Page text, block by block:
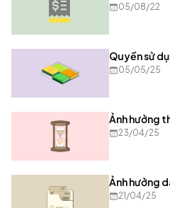
05/08/22
Quyền sử
05/05/25
Ảnh hưởng
23/04/25
Ảnh hưởng
21/04/25